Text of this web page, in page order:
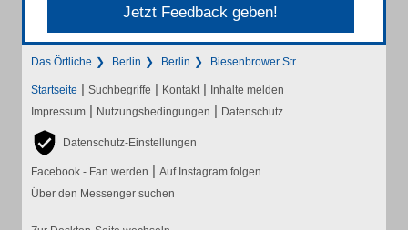
Jetzt Feedback geben!
Das Örtliche Berlin Berlin Biesenbrower Str
Startseite | Suchbegriffe | Kontakt | Inhalte melden
Impressum | Nutzungsbedingungen | Datenschutz
Datenschutz-Einstellungen
Facebook - Fan werden | Auf Instagram folgen
Über den Messenger suchen